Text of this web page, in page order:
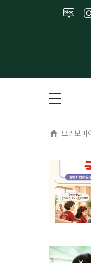
브라보마